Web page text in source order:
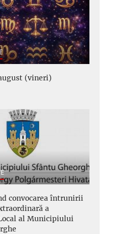
(vineri)
convocarea întrunirii
a
al Municipiului